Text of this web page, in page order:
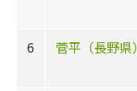
6
菅平（長野県）